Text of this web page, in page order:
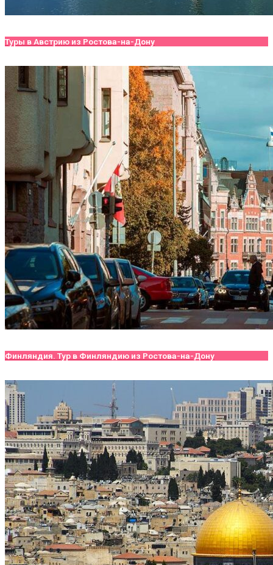
Туры в Австрию из Ростова-на-Дону
Финляндия. Тур в Финляндию из Ростова-на-Дону